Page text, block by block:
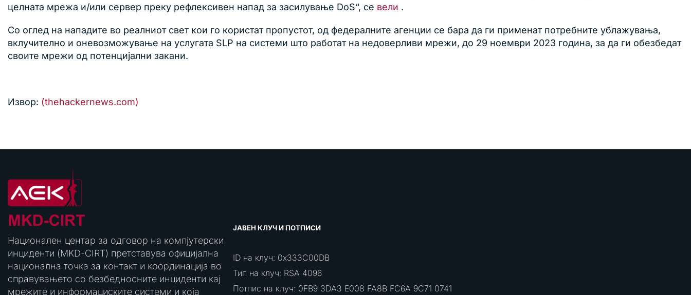
целната мрежа и/или сервер преку рефлексивен напад за засилување DoS“, се вели .
Со оглед на нападите во реалниот свет кои го користат пропустот, од федералните агенции се бара да ги применат потребните ублажувања,
вклучително и оневозможување на услугата SLP на системи што работат на недоверливи мрежи, до 29 ноември 2023 година, за да ги обезбедат
своите мрежи од потенцијални закани.
Извор: (thehackernews.com)
Национален центар за одговор на компјутерски
инциденти (MKD-CIRT) претставува официјална
национална точка за контакт и координација во
справувањето со безбедносните инциденти кај
мрежите и информациските системи и која
ЈАВЕН КЛУЧ И ПОТПИСИ
ID на клуч: 0x333C00DB
Тип на клуч: RSA 4096
Потпис на клуч: 0FB9 3DA3 E008 FA8B FC6A 9C71 0741